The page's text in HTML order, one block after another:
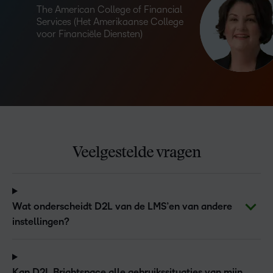
The American College of Financial
Services (Het Amerikaanse College
voor Financiële Diensten)
Veelgestelde vragen
Wat onderscheidt D2L van de LMS’en van andere
instellingen?